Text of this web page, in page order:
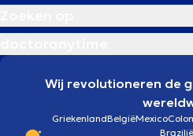
Wij revolutioneren de
GriekenlandBelgiëMexico
Brazilië